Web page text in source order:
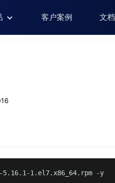
客户案例 文档
1.el7.x86_64.rpm -y